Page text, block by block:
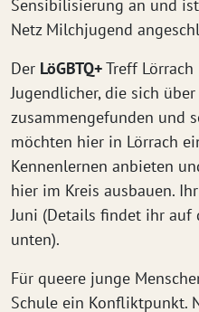
Sensibilisierung an und
Netz Milchjugend
Der LöGBTQ+Treff
Jugendlicher, die sich
zusammengefunden und
möchten hier in Lörrach
Kennenlernen anbieten
hier im Kreis ausbauen.
Juni (Details findet ihr auf
unten).
Für queere junge
Schule ein Konfliktpunkt.